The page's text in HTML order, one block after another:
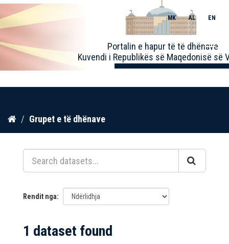
Kalo
përmbajtja
Portalin e hapur të të dhënave
Kuvendi i Republikës së Maqedonisë së
MK AL EN
Toggle
Grupet e të dhënave
Rendit nga
1 dataset found